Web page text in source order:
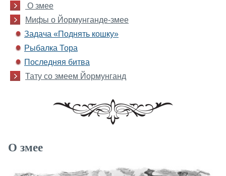
О змее
Мифы о Йормунганде-змее
Задача «Поднять кошку»
Рыбалка Тора
Последняя битва
Тату со змеем Йормунганд
О змее